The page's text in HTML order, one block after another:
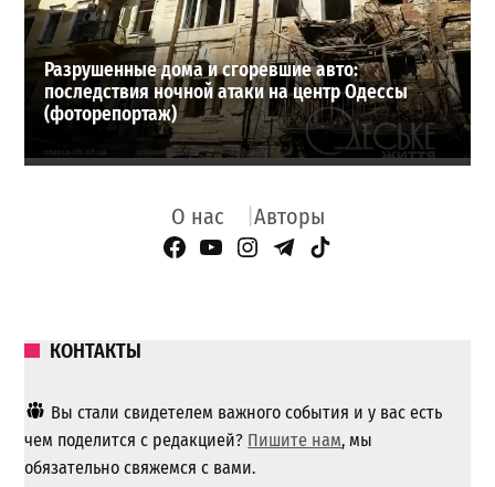
Разрушенные дома и сгоревшие авто:
последствия ночной атаки на центр Одессы
(фоторепортаж)
О нас Авторы
Facebook Page
YouTube
Instagram
Telegram
TikTok
КОНТАКТЫ
Вы стали свидетелем важного события и у вас есть
чем поделится с редакцией? Пишите нам, мы
обязательно свяжемся с вами.